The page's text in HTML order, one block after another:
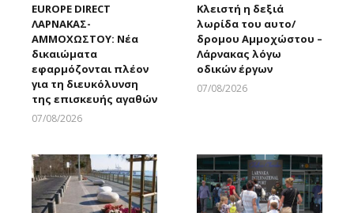
EUROPE DIRECT
ΛΑΡΝΑΚΑΣ-
ΑΜΜΟΧΩΣΤΟΥ: Νέα
δικαιώματα
εφαρμόζονται πλέον
για τη διευκόλυνση
της επισκευής αγαθών
07/08/2026
Κλειστή η δεξιά
λωρίδα του αυτο/
δρομου Αμμοχώστου –
Λάρνακας λόγω
οδικών έργων
07/08/2026